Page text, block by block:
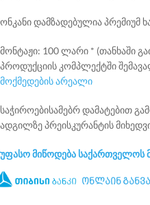
ონკანიდამზადებულიაპრემიუმ
მონტაჟი: 100 ლარი * (თანხაში
პროდუქციის კომპლექტში
მოქმედების არეალი
საჭიროებისამებრ დამატებით
ადგილზე პრეისკურანტის
უფასო მიწოდება საქართველოს
ონლაინ